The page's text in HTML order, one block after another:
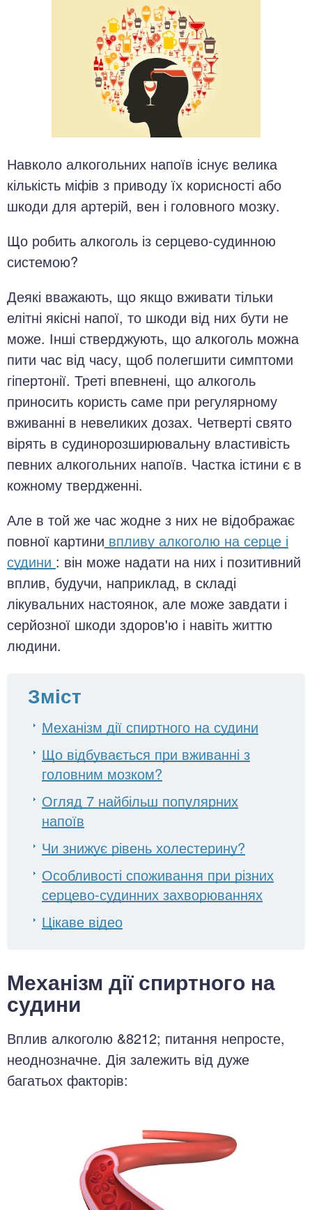
Навколо алкогольних напоїв існує велика
кількість міфів з приводу їх корисності або
шкоди для артерій, вен і головного мозку.
Що робить алкоголь із серцево-судинною
системою?
Деякі вважають, що якщо вживати тільки
елітні якісні напої, то шкоди від них бути не
може. Інші стверджують, що алкоголь можна
пити час від часу, щоб полегшити симптоми
гіпертонії. Треті впевнені, що алкоголь
приносить користь саме при регулярному
вживанні в невеликих дозах. Четверті свято
вірять в судинорозширювальну властивість
певних алкогольних напоїв. Частка істини є в
кожному твердженні.
Але в той же час жодне з них не відображає
повної картини впливу алкоголю на серце і
судини : він може надати на них і позитивний
вплив, будучи, наприклад, в складі
лікувальних настоянок, але може завдати і
серйозної шкоди здоров'ю і навіть життю
людини.
Зміст
Механізм дії спиртного на судини
Що відбувається при вживанні з
головним мозком?
Огляд 7 найбільш популярних
напоїв
Чи знижує рівень холестерину?
Особливості споживання при різних
серцево-судинних захворюваннях
Цікаве відео
Механізм дії спиртного на
судини
Вплив алкоголю &8212; питання непросте,
неоднозначне. Дія залежить від дуже
багатьох факторів: